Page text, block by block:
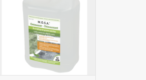
TOEVOEGEN AAN WINKELWAGEN